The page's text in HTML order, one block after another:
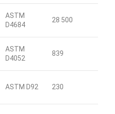
ASTM
D4684
28 500
ASTM
D4052
839
ASTM D92 230